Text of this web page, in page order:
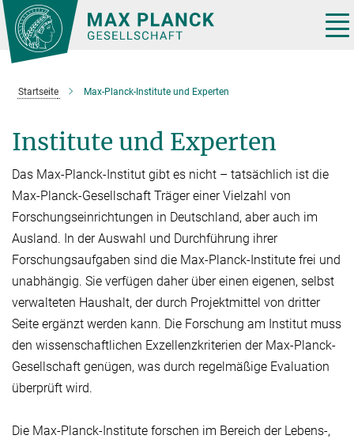
Hauptinhalt
Startseite Max-Planck-Institute und Experten
Institute und Experten
Das Max-Planck-Institut gibt es nicht – tatsächlich ist die
Max-Planck-Gesellschaft Träger einer Vielzahl von
Forschungseinrichtungen in Deutschland, aber auch im
Ausland. In der Auswahl und Durchführung ihrer
Forschungsaufgaben sind die Max-Planck-Institute frei und
unabhän­gig. Sie verfügen daher über einen eige­nen, selbst
verwalteten Haushalt, der durch Projektmit­tel von dritter
Seite er­gänzt werden kann. Die Forschung am Institut muss
den wissen­schaftlichen Exzellenzkriterien der Max-Planck-
Gesellschaft genügen, was durch regelmäßige Evaluation
überprüft wird.
Die Max-Planck-Institute forschen im Bereich der Lebens-,